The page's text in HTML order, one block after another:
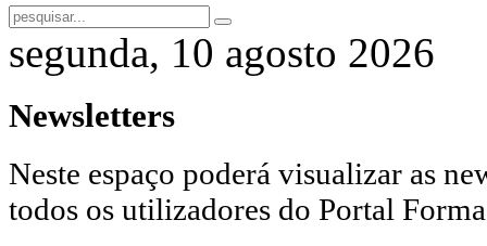
segunda, 10 agosto 2026
Newsletters
Neste espaço poderá visualizar as
todos os utilizadores do Portal